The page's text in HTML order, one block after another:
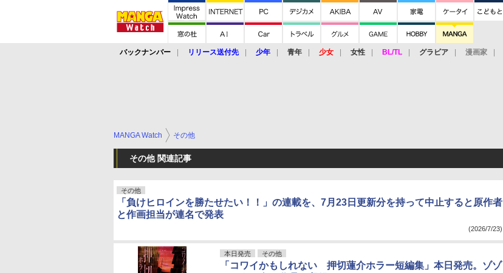
バックナンバー リリース送付先 少年 青年 少女 女性 BL/TL グラビア 漫画家
MANGA Watch その他
その他 関連記事
その他
「負けヒロインを勝たせたい！！」の連載を、7月23日更新分を持って中止すると原作者
と作画担当が連名で発表
(2026/7/23)
本日発売 その他
「コワイかもしれない 押切蓮介ホラー短編集」本日発売。ゾゾ